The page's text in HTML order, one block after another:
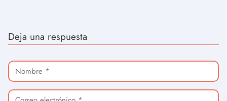
Deja una respuesta